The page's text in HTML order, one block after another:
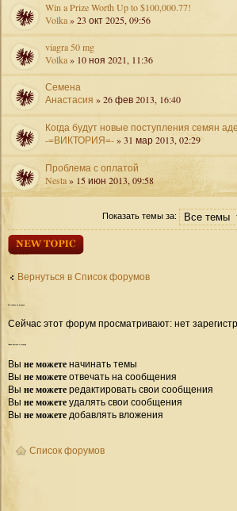
Win a Prize Worth Up to $100,000.77!
Volka» 23 окт 2025, 09:56
viagra 50 mg
Volka» 10 ноя 2021, 11:36
Семена
Анастасия » 26 фев 2013, 16:40
Когда будут новые поступления семян
-=ВИКТОРИЯ=-» 31 мар 2013, 02:29
Проблема с оплатой
Nesta» 15 июн 2013, 09:58
Показать темы за:
Начать новую
тему
Вернуться в Список форумов
Кто сейчас на форуме
Сейчас этот форум просматривают: нет
Права доступа к форуму
Вы не можете начинать темы
Вы не можете отвечать на сообщения
Вы не можете редактировать свои сообщения
Вы не можете удалять свои сообщения
Вы не можете добавлять вложения
Список форумов